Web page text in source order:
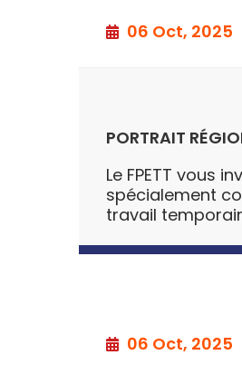
06 Oct, 2025
PORTRAIT
Le FPETT vous
spécialement
travail
06 Oct, 2025